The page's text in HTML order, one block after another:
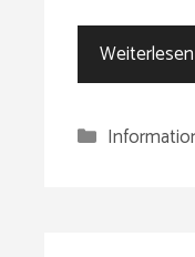
Weiterlesen
Kategorien